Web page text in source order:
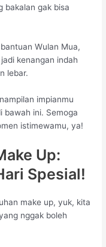
bakalan gak bisa
Wulan Mua,
kenangan indah
lebar.
impianmu
bawah ini. Semoga
istimewamu, ya!
Up:
Spesial!
make up, yuk, kita
nggak boleh